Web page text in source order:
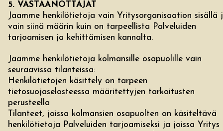
5. VASTAANOTTAJAT
Jaamme henkilötietoja vain Yritysorganisaation sisällä
vain siinä määrin kuin on tarpeellista Palveluiden
tarjoamisen ja kehittämisen kannalta.
Jaamme henkilötietoja kolmansille osapuolille vain
seuraavissa tilanteissa:
Henkilötietojen käsittely on tarpeen
tietosuojaselosteessa määritettyjen tarkoitusten
perusteella
Tilanteet, joissa kolmansien osapuolten on käsiteltävä
henkilötietoja Palveluiden tarjoamiseksi ja joissa Yritys